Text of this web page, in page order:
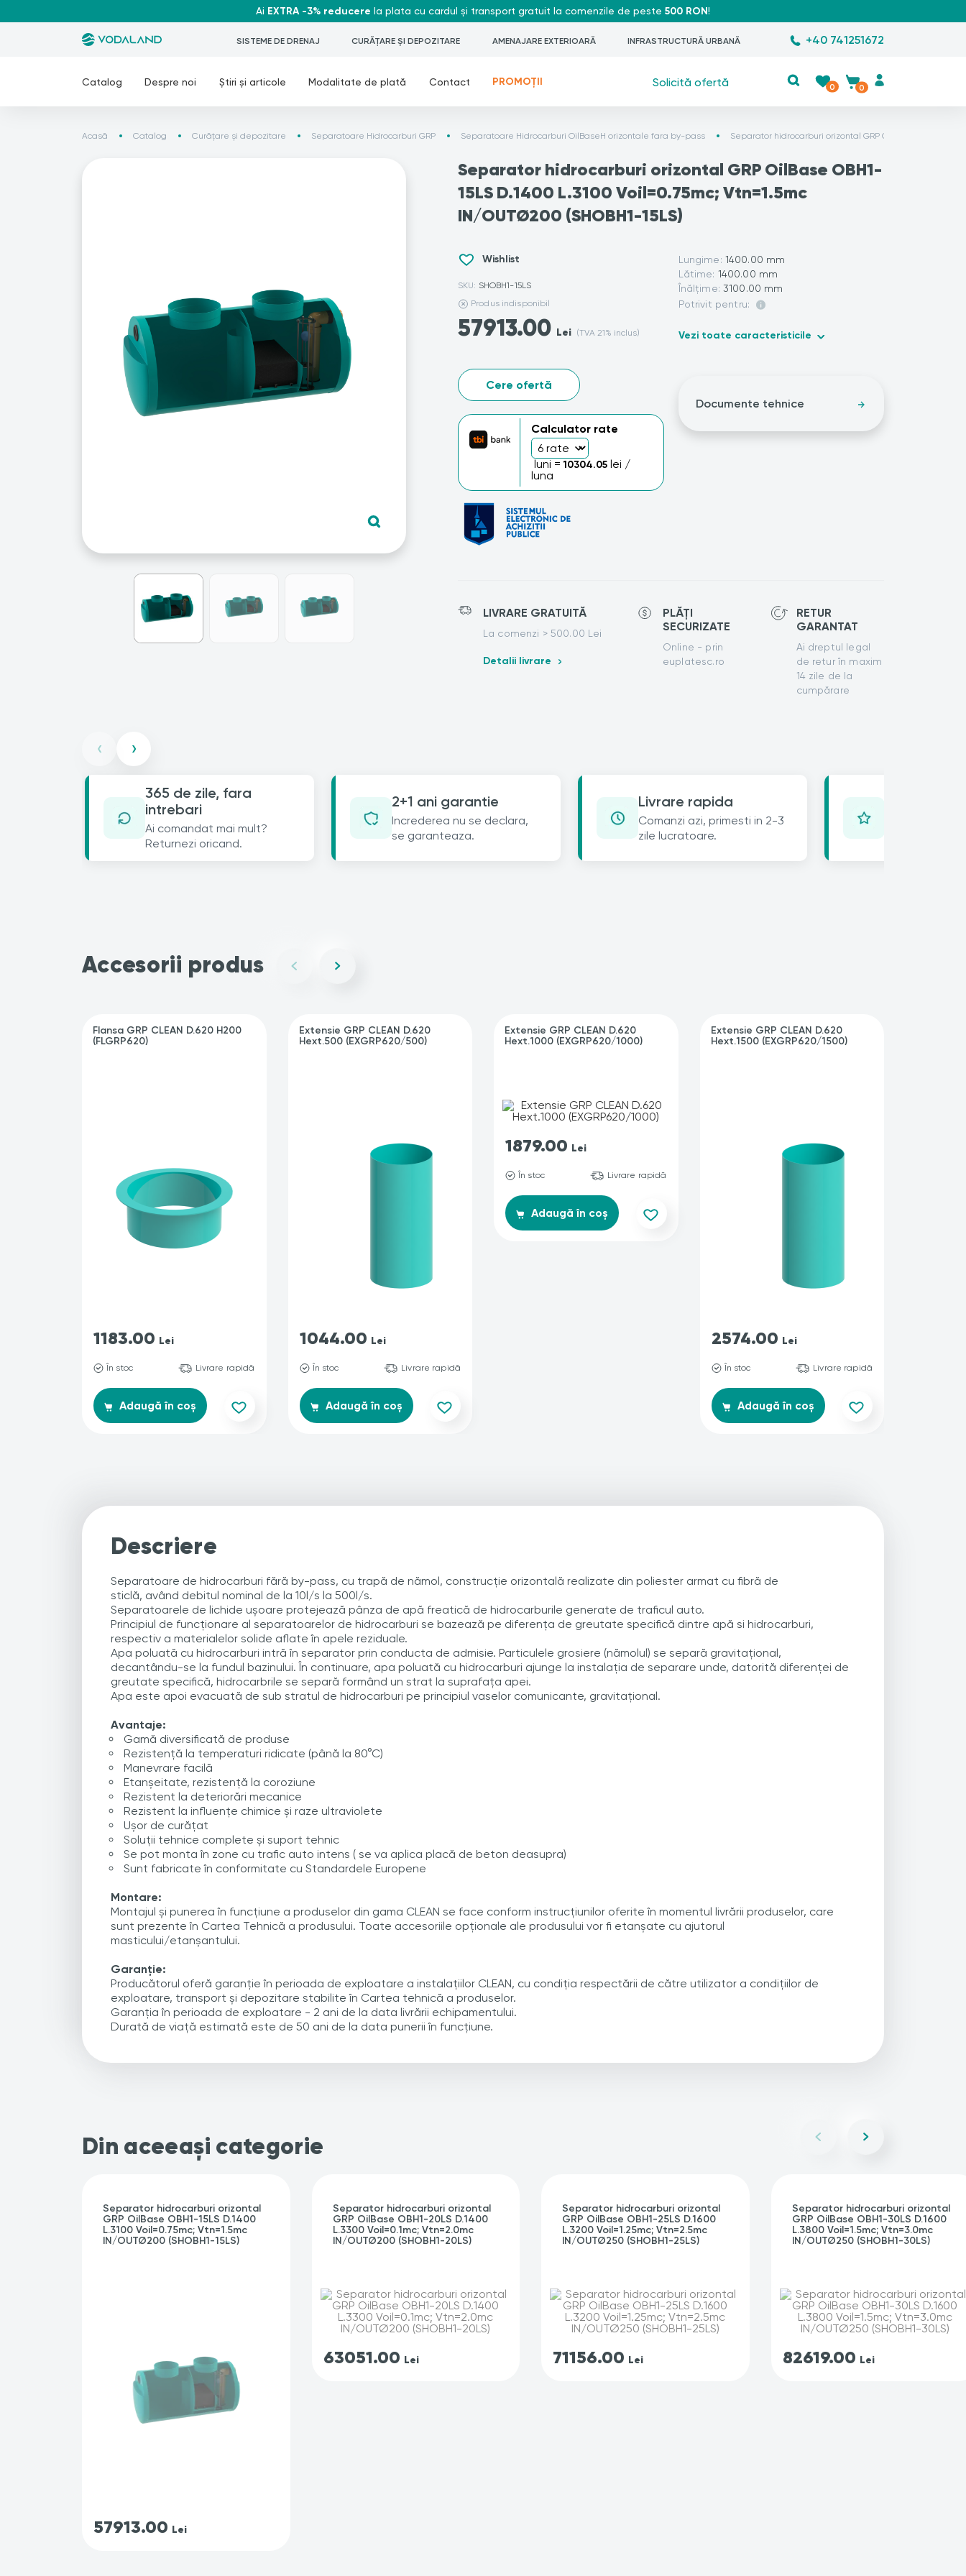
Ai EXTRA -3% reducere la plata cu cardul și transport gratuit la comenzile de peste 500 RON!
SISTEME DE DRENAJ CURĂȚARE ȘI DEPOZITARE AMENAJARE EXTERIOARĂ INFRASTRUCTURĂ URBANĂ +40 741251672
Catalog Despre noi Știri și articole Modalitate de plată Contact PROMOȚII Solicită ofertă 0 0
Acasă Catalog Curățare și depozitare Separatoare Hidrocarburi GRP Separatoare Hidrocarburi OilBaseH orizontale fara by-pass Separator hidrocarburi orizontal GRP OilBase OBH1-15LS
Separator hidrocarburi orizontal GRP OilBase OBH1-
15LS D.1400 L.3100 Voil=0.75mc; Vtn=1.5mc
IN/OUTØ200 (SHOBH1-15LS)
Wishlist
SKU: SHOBH1-15LS
Produs indisponibil
57913.00 Lei (TVA 21% inclus)
Cere ofertă
Calculator rate
luni =10304.05 lei /
luna
Lungime: 1400.00 mm
Lătime: 1400.00 mm
Înălțime: 3100.00 mm
Potrivit pentru:
Vezi toate caracteristicile
Documente tehnice
LIVRARE GRATUITĂ
La comenzi > 500.00 Lei
Detalii livrare
PLĂȚI
SECURIZATE
Online - prin
euplatesc.ro
RETUR
GARANTAT
Ai dreptul legal
de retur în maxim
14 zile de la
cumpărare
‹ ›
365 de zile, fara
intrebari
Ai comandat mai mult?
Returnezi oricand.
2+1 ani garantie
Increderea nu se declara,
se garanteaza.
Livrare rapida
Comanzi azi, primesti in 2-3
zile lucratoare.
Accesorii produs
Flansa GRP CLEAN D.620 H200
(FLGRP620)
1183.00 Lei
În stoc Livrare rapidă
Adaugă în coș
Extensie GRP CLEAN D.620
Hext.500 (EXGRP620/500)
1044.00 Lei
În stoc Livrare rapidă
Adaugă în coș
Extensie GRP CLEAN D.620
Hext.1000 (EXGRP620/1000)
1879.00 Lei
În stoc Livrare rapidă
Adaugă în coș
Extensie GRP CLEAN D.620
Hext.1500 (EXGRP620/1500)
2574.00 Lei
În stoc Livrare rapidă
Adaugă în coș
Descriere
Separatoare de hidrocarburi fără by-pass, cu trapă de nămol, construcție orizontală realizate din poliester armat cu fibră de
sticlă, având debitul nominal de la 10l/s la 500l/s.
Separatoarele de lichide ușoare protejează pânza de apă freatică de hidrocarburile generate de traficul auto.
Principiul de funcționare al separatoarelor de hidrocarburi se bazează pe diferența de greutate specifică dintre apă si hidrocarburi,
respectiv a materialelor solide aflate în apele reziduale.
Apa poluată cu hidrocarburi intră în separator prin conducta de admisie. Particulele grosiere (nămolul) se separă gravitațional,
decantându-se la fundul bazinului. În continuare, apa poluată cu hidrocarburi ajunge la instalația de separare unde, datorită diferenței de
greutate specifică, hidrocarbrile se separă formând un strat la suprafața apei.
Apa este apoi evacuată de sub stratul de hidrocarburi pe principiul vaselor comunicante, gravitațional.
Avantaje:
Gamă diversificată de produse
Rezistenţă la temperaturi ridicate (până la 80°C)
Manevrare facilă
Etanșeitate, rezistență la coroziune
Rezistent la deteriorări mecanice
Rezistent la influenţe chimice și raze ultraviolete
Ușor de curăţat
Soluții tehnice complete și suport tehnic
Se pot monta în zone cu trafic auto intens ( se va aplica placă de beton deasupra)
Sunt fabricate în conformitate cu Standardele Europene
Montare:
Montajul și punerea în funcțiune a produselor din gama CLEAN se face conform instrucțiunilor oferite în momentul livrării produselor, care
sunt prezente în Cartea Tehnică a produsului. Toate accesoriile opționale ale produsului vor fi etanșate cu ajutorul
masticului/etanșantului.
Garanție:
Producătorul oferă garanție în perioada de exploatare a instalațiilor CLEAN, cu condiția respectării de către utilizator a condițiilor de
exploatare, transport și depozitare stabilite în Cartea tehnică a produselor.
Garanția în perioada de exploatare - 2 ani de la data livrării echipamentului.
Durată de viață estimată este de 50 ani de la data punerii în funcțiune.
Din aceeași categorie
Separator hidrocarburi orizontal
GRP OilBase OBH1-15LS D.1400
L.3100 Voil=0.75mc; Vtn=1.5mc
IN/OUTØ200 (SHOBH1-15LS)
57913.00 Lei
Separator hidrocarburi orizontal
GRP OilBase OBH1-20LS D.1400
L.3300 Voil=0.1mc; Vtn=2.0mc
IN/OUTØ200 (SHOBH1-20LS)
63051.00 Lei
Separator hidrocarburi orizontal
GRP OilBase OBH1-25LS D.1600
L.3200 Voil=1.25mc; Vtn=2.5mc
IN/OUTØ250 (SHOBH1-25LS)
71156.00 Lei
Separator hidrocarburi orizontal
GRP OilBase OBH1-30LS D.1600
L.3800 Voil=1.5mc; Vtn=3.0mc
IN/OUTØ250 (SHOBH1-30LS)
82619.00 Lei